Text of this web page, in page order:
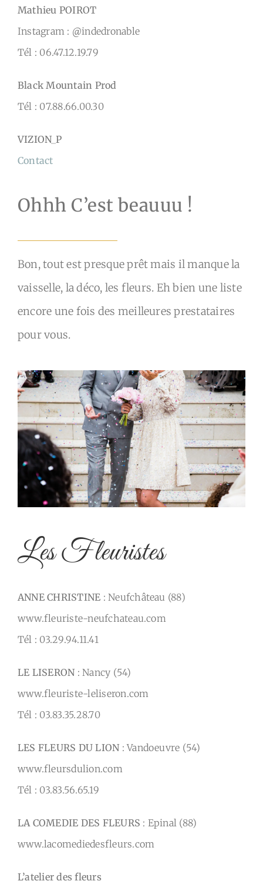
Mathieu POIROT
Instagram : @indedronable
Tél : 06.47.12.19.79
Black Mountain Prod
Tél : 07.88.66.00.30
VIZION_P
Contact
Ohhh C’est beauuu !
Bon, tout est presque prêt mais il manque la
vaisselle, la déco, les fleurs. Eh bien une liste
encore une fois des meilleures prestataires
pour vous.
Les Fleuristes
ANNE CHRISTINE : Neufchâteau (88)
www.fleuriste-neufchateau.com
Tél : 03.29.94.11.41
LE LISERON : Nancy (54)
www.fleuriste-leliseron.com
Tél : 03.83.35.28.70
LES FLEURS DU LION : Vandoeuvre (54)
www.fleursdulion.com
Tél : 03.83.56.65.19
LA COMEDIE DES FLEURS : Epinal (88)
www.lacomediedesfleurs.com
L’atelier des fleurs